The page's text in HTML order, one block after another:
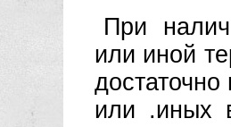
При
или иной
или .иных